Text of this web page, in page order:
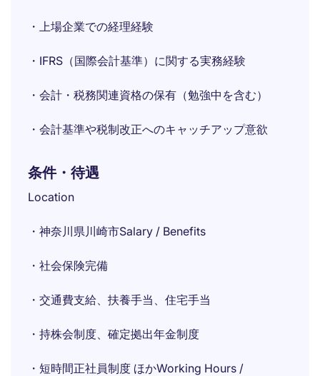
・上場企業での経理経験
・IFRS（国際会計基準）に関する実務経験
・会計・税務関連資格の保有（勉強中を含む）
・会計基準や税制改正へのキャッチアップ意欲
条件・待遇
Location
・神奈川県川崎市Salary / Benefits
・社会保険完備
・交通費支給、扶養手当、住宅手当
・持株会制度、確定拠出年金制度
・短時間正社員制度 ほかWorking Hours /